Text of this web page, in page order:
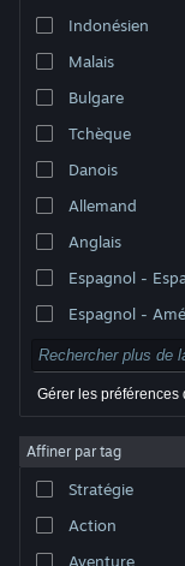
© Valve Corporation. Tous
titulaires aux États-Unis et
Accessibilité
Remboursements
Indonésien
Malais
Bulgare
Tchèque
Danois
Allemand
Anglais
Espagnol -
Espagnol -
Gérer les préférences
Affiner par tag
Stratégie
Action
Aventure